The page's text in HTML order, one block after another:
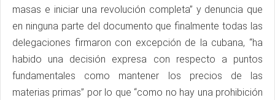
masas e iniciar una revolución completa” y denuncia que
en ninguna parte del documento que finalmente todas las
delegaciones firmaron con excepción de la cubana, “ha
habido una decisión expresa con respecto a puntos
fundamentales como mantener los precios de las
materias primas” por lo que “como no hay una prohibición